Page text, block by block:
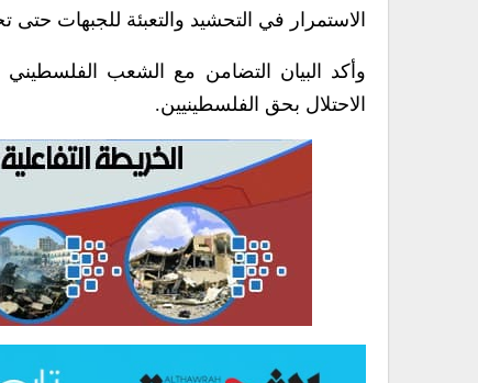
الاستمرار في التحشيد والتعبئة للجبهات
وأكد البيان التضامن مع الشعب الفلسطيني
الاحتلال بحق الفلسطينيين.